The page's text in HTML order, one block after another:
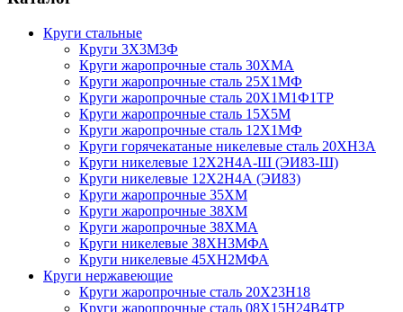
Круги стальные
Круги 3Х3М3Ф
Круги жаропрочные сталь 30ХМА
Круги жаропрочные сталь 25Х1МФ
Круги жаропрочные сталь 20Х1М1Ф1ТР
Круги жаропрочные сталь 15Х5М
Круги жаропрочные сталь 12Х1МФ
Круги горячекатаные никелевые сталь 20ХН3А
Круги никелевые 12Х2Н4А-Ш (ЭИ83-Ш)
Круги никелевые 12Х2Н4А (ЭИ83)
Круги жаропрочные 35ХМ
Круги жаропрочные 38ХМ
Круги жаропрочные 38ХМА
Круги никелевые 38XH3MФА
Круги никелевые 45ХН2МФА
Круги нержавеющие
Круги жаропрочные сталь 20Х23Н18
Круги жаропрочные сталь 08Х15Н24В4ТР